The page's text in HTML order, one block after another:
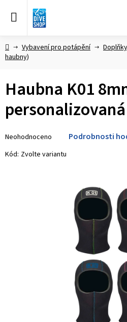
DomůVybavení pro potápění
haubny)
Haubna K01
personalizovaná
hodnocení
produktu
Neohodnoceno Podrobnosti
Kód: Zvolte variantu